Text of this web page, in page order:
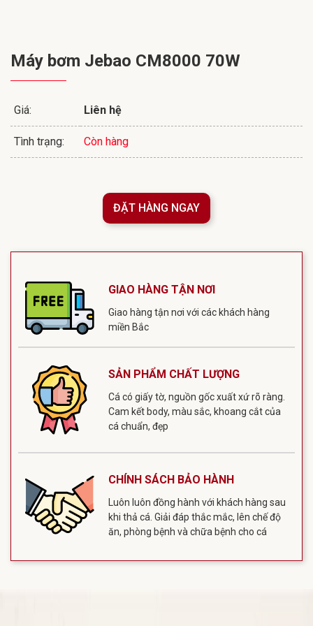
Máy bơm Jebao CM8000 70W
Giá: Liên hệ
Tình trạng: Còn hàng
ĐẶT HÀNG NGAY
GIAO HÀNG TẬN NƠI
Giao hàng tận nơi với các khách hàng
miền Bắc
SẢN PHẨM CHẤT LƯỢNG
Cá có giấy tờ, nguồn gốc xuất xứ rõ ràng.
Cam kết body, màu sắc, khoang cắt của
cá chuẩn, đẹp
CHÍNH SÁCH BẢO HÀNH
Luôn luôn đồng hành với khách hàng sau
khi thả cá. Giải đáp thắc mắc, lên chế độ
ăn, phòng bệnh và chữa bệnh cho cá